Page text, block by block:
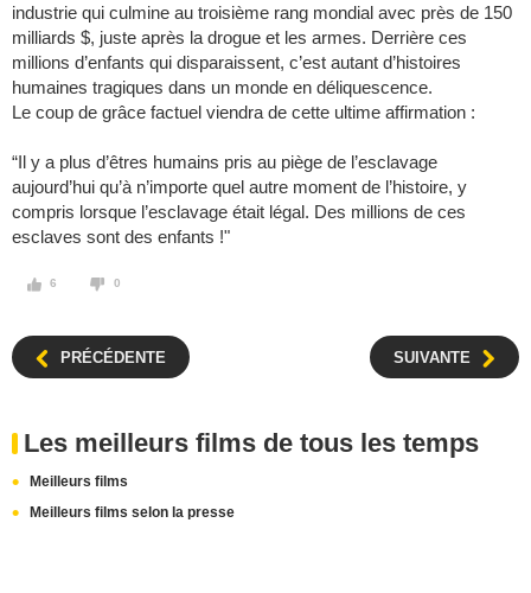
industrie qui culmine au troisième rang mondial avec près de 150
milliards $, juste après la drogue et les armes. Derrière ces
millions d’enfants qui disparaissent, c’est autant d’histoires
humaines tragiques dans un monde en déliquescence.
Le coup de grâce factuel viendra de cette ultime affirmation :
“Il y a plus d’êtres humains pris au piège de l’esclavage
aujourd’hui qu’à n’importe quel autre moment de l’histoire, y
compris lorsque l’esclavage était légal. Des millions de ces
esclaves sont des enfants !"
6 0
PRÉCÉDENTE SUIVANTE
Les meilleurs films de tous les temps
Meilleurs films
Meilleurs films selon la presse